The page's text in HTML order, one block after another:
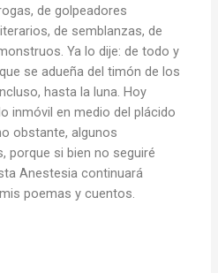
de golpeadores
de semblanzas, de
Ya lo dije: de todo y
se adueña del timón de los
hasta la luna. Hoy
inmóvil en medio del plácido
obstante, algunos
porque si bien no seguiré
Anestesia continuará
poemas y cuentos.